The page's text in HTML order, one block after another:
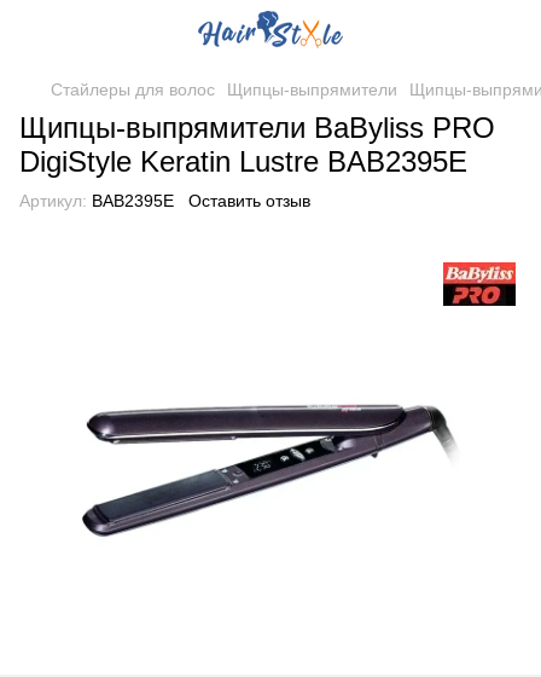
Стайлеры для волос Щипцы-выпрямители Щипцы-
Щипцы-выпрямители BaByliss PRO
DigiStyle Keratin Lustre BAB2395E
Артикул: BAB2395E Оставить отзыв